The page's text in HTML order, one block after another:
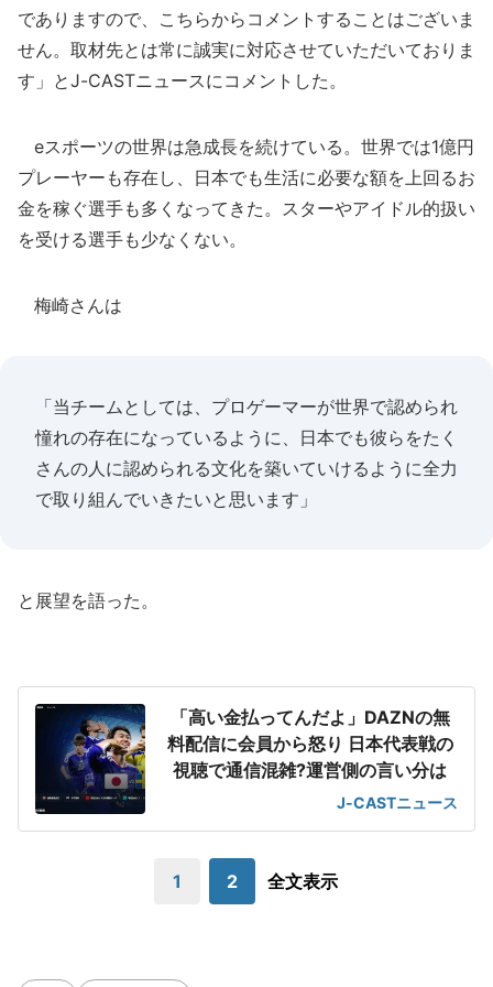
でありますので、こちらからコメントすることはございま
せん。取材先とは常に誠実に対応させていただいておりま
す」とJ-CASTニュースにコメントした。
eスポーツの世界は急成長を続けている。世界では1億円
プレーヤーも存在し、日本でも生活に必要な額を上回るお
金を稼ぐ選手も多くなってきた。スターやアイドル的扱い
を受ける選手も少なくない。
梅崎さんは
「当チームとしては、プロゲーマーが世界で認められ
憧れの存在になっているように、日本でも彼らをたく
さんの人に認められる文化を築いていけるように全力
で取り組んでいきたいと思います」
と展望を語った。
「高い金払ってんだよ」DAZNの無
料配信に会員から怒り 日本代表戦の
視聴で通信混雑?運営側の言い分は
J-CASTニュース
1 2 全文表示